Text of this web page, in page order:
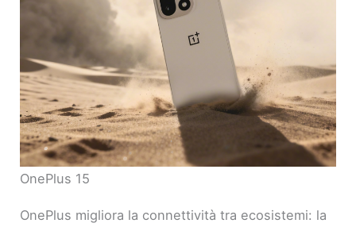
OnePlus 15
OnePlus migliora la connettività tra ecosistemi: la